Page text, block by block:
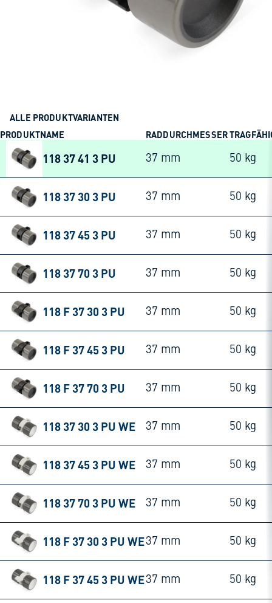
ALLE PRODUKTVARIANTEN
PRODUKTNAME
RADDURCHMESSER
118 37 41 3 PU 37 mm 50 kg
118 37 30 3 PU 37 mm 50 kg
118 37 45 3 PU 37 mm 50 kg
118 37 70 3 PU 37 mm 50 kg
118 F 37 30 3 PU 37 mm 50 kg
118 F 37 45 3 PU 37 mm 50 kg
118 F 37 70 3 PU 37 mm 50 kg
118 37 30 3 PU WE 37 mm 50 kg
118 37 45 3 PU WE 37 mm 50 kg
118 37 70 3 PU WE 37 mm 50 kg
118 F 37 30 3 PU WE37 mm 50 kg
118 F 37 45 3 PU WE37 mm 50 kg